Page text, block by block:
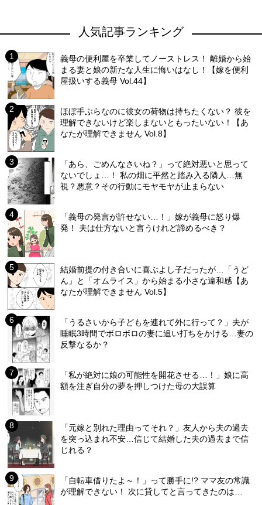
人気記事ランキング
義母の便利屋を卒業してノーストレス！ 離婚から始
まる妻と娘の新たな人生に悔いはなし！【嫁を便利
屋扱いする義母 Vol.44】
ほぼ手ぶらなのに彼女の荷物は持ちたくない？ 彼を
理解できないけど楽しまないともったいない！【あ
なたが理解できません Vol.8】
「あら、ごめんなさいね？」って絶対悪いと思って
ないでしょ…！ 私の畑に平然と踏み入る隣人…無
視？悪意？その行動にモヤモヤが止まらない
「義母の発言が許せない…！」嫁が義母に怒り爆
発！ 夫は仕方ないと言うけれど諦めるべき？
結婚前提の付き合いに喜ぶよし子だったが…「うど
ん」と「オムライス」から始まる小さな違和感【あ
なたが理解できません Vol.5】
「うるさいから子どもを連れて外に行って？」夫が
睡眠3時間でボロボロの妻に追い打ちをかける…妻の
反撃なるか？
「私が絶対に娘の可能性を開花させる…！」娘に高
額を注ぎ自分の夢を押しつけた母の大誤算
「元嫁と別れた理由ってそれ？」友人から夫の過去
を突っ込まれ不安…信じて結婚した夫の過去まで信
じれる？
「自転車借りたよ～！」って勝手に!? ママ友の常識
が理解できない！ 次に貸してと言ってきたのは…